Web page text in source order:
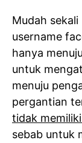
Mudah
username
hanya
untuk
menuju
pergantian
tidak
sebab untuk